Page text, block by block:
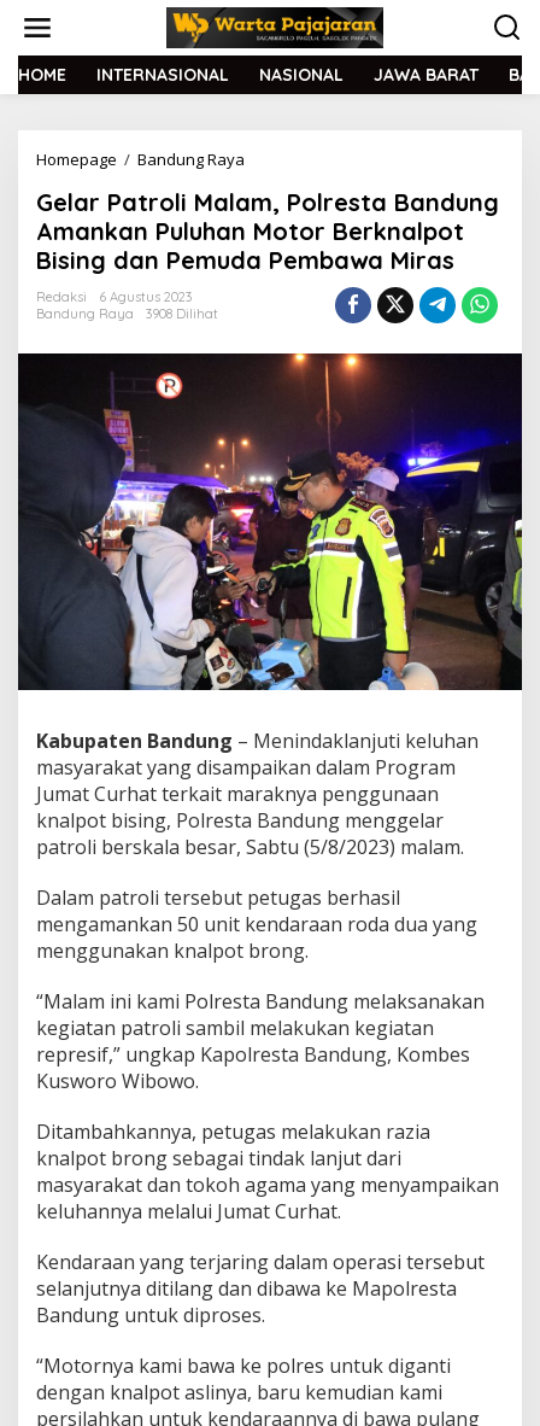
t
HOME INTERNASIONAL NASIONAL JAWA BARAT
Homepage / Bandung Raya
l
P
o
a
l
a
m
,
P
o
l
r
e
s
t
a
n
d
n
g
m
a
n
k
n
P
u
a
n
M
t
r
B
e
n
a
l
Gelar Patroli Malam, Polresta Bandung
Amankan Puluhan Motor Berknalpot
Bising dan Pemuda Pembawa Miras
Redaksi
6 Agustus 2023
Bandung Raya
3908 Dilihat
Kabupaten Bandung – Menindaklanjuti keluhan
masyarakat yang disampaikan dalam Program
Jumat Curhat terkait maraknya penggunaan
knalpot bising, Polresta Bandung menggelar
patroli berskala besar, Sabtu (5/8/2023) malam.
Dalam patroli tersebut petugas berhasil
mengamankan 50 unit kendaraan roda dua yang
menggunakan knalpot brong.
“Malam ini kami Polresta Bandung melaksanakan
kegiatan patroli sambil melakukan kegiatan
represif,” ungkap Kapolresta Bandung, Kombes
Kusworo Wibowo.
Ditambahkannya, petugas melakukan razia
knalpot brong sebagai tindak lanjut dari
masyarakat dan tokoh agama yang menyampaikan
keluhannya melalui Jumat Curhat.
Kendaraan yang terjaring dalam operasi tersebut
selanjutnya ditilang dan dibawa ke Mapolresta
Bandung untuk diproses.
“Motornya kami bawa ke polres untuk diganti
dengan knalpot aslinya, baru kemudian kami
persilahkan untuk kendaraannya di bawa pulang